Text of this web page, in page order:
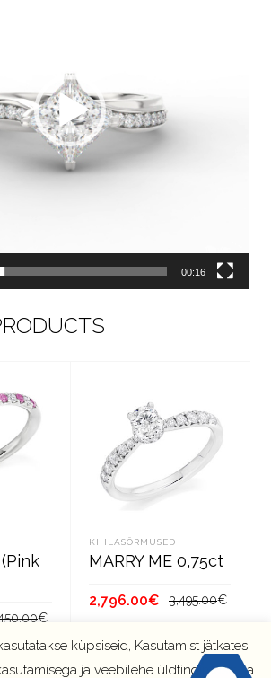
00:16
€Algne
hind
Current
price
KIHLASÕRMUSED
MARRY ME 0,75ct
3,495.00€Algne
oli:
2,796.00€
is:
LISA KORVI
küpsiseid, Kasutamist jätkates
ja veebilehe üldtingimustega.